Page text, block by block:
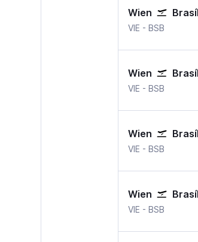
Wien
VIE Wien-
- BSB
Wien
VIE Wien-
- BSB
Wien
VIE Wien-
- BSB
Wien
VIE Wien-
- BSB